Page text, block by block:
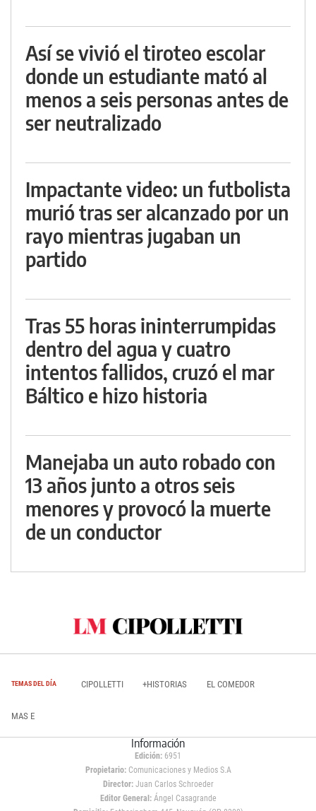
Así se vivió el tiroteo escolar
donde un estudiante mató al
menos a seis personas antes de
ser neutralizado
Impactante video: un futbolista
murió tras ser alcanzado por un
rayo mientras jugaban un
partido
Tras 55 horas ininterrumpidas
dentro del agua y cuatro
intentos fallidos, cruzó el mar
Báltico e hizo historia
Manejaba un auto robado con
13 años junto a otros seis
menores y provocó la muerte
de un conductor
TEMAS DEL DÍA CIPOLLETTI +HISTORIAS EL COMEDOR
MAS E
Información
Edición: 6951
Propietario:Comunicaciones y Medios S.A
Director: Juan Carlos Schroeder
Editor General:Ángel Casagrande